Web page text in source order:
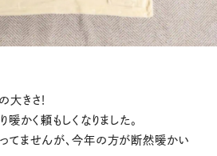
大きさ！
かく頼もしくなりました。
てませんが、今年の方が断然暖かい